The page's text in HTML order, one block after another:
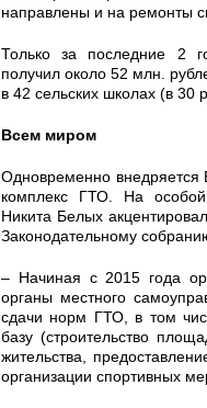
направлены и на ремонты
Только за последние 2
получил около 52 млн.
в 42 сельских школах (в 30
Всем миром
Одновременно внедряется
комплекс ГТО. На особой
Никита Белых
Законодательному
– Начиная с 2015 года
органы местного
сдачи норм ГТО, в том
базу (строительство
жительства,
организации спортивных